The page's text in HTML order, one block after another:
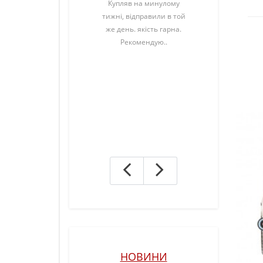
Купляв на минулому
тижні, відправили в той
же день. якість гарна.
Рекомендую..
Deere!
очень
НОВИНИ